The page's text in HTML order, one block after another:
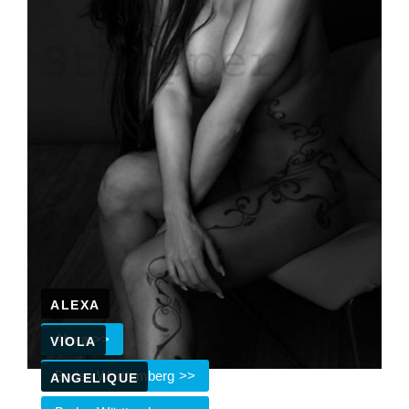
ALEXA
Alexa
VIOLA
Baden Württemberg
ANGELIQUE